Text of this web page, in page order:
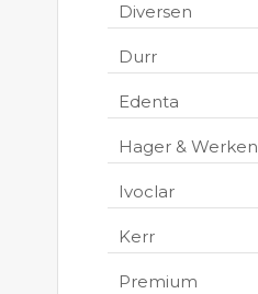
Diversen
Durr
Edenta
Hager & Werken
Ivoclar
Kerr
Premium